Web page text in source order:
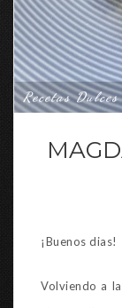
Recetas Dulces
¡Buenos dias!
Volviendo a